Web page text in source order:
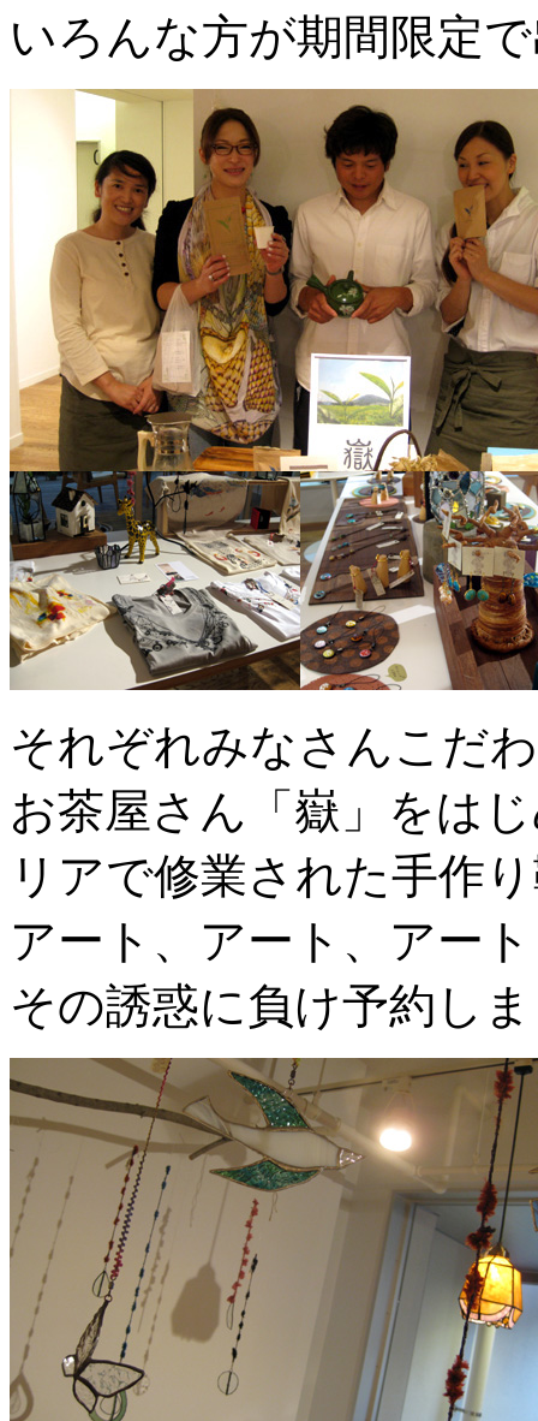
いろんな方が期間限定
それぞれみなさんこだ
お茶屋さん「嶽」をは
リアで修業された手作
アート、アート、アー
その誘惑に負け予約し